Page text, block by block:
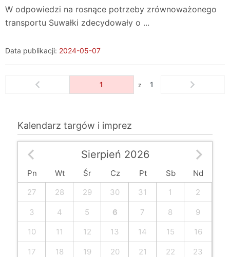
W odpowiedzi na rosnące potrzeby zrównoważonego
transportu Suwałki zdecydowały o ...
Data publikacji: 2024-05-07
1 z 1
Kalendarz targów i imprez
Sierpień 2026
Pn Wt Śr Cz Pt Sb
Nd
27
28 29 30 31 1 2
3 4 5 6 7 8 9
10 11 12 13 14 15 16
17 18 19 20 21 22 23